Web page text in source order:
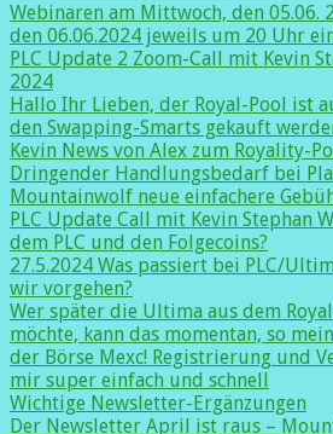
Webinaren am Mittwoch, den 05.06.
den 06.06.2024 jeweils um 20 Uhr
PLC Update 2 Zoom-Call mit Kevin
2024
Hallo Ihr Lieben, der Royal-Pool ist
den Swapping-Smarts gekauft
Kevin News von Alex zum Royality-
Dringender Handlungsbedarf bei
Mountainwolf neue einfachere
PLC Update Call mit Kevin Stephan
dem PLC und den Folgecoins?
27.5.2024 Was passiert bei PLC/
wir vorgehen?
Wer später die Ultima aus dem
möchte, kann das momentan, so
der Börse Mexc! Registrierung und
mir super einfach und schnell
Wichtige Newsletter-Ergänzungen
Der Newsletter April ist raus –